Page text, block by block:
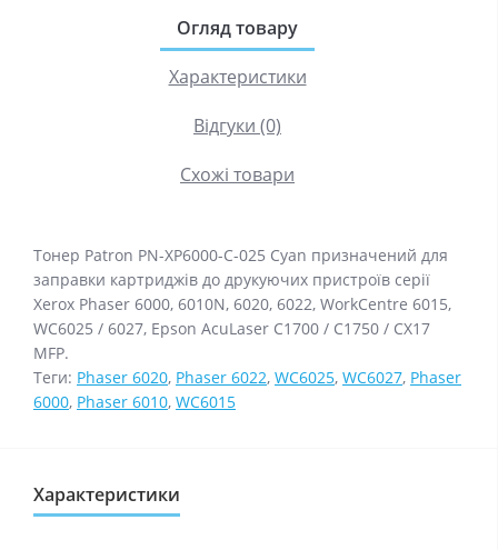
Огляд товару
Характеристики
Відгуки (0)
Схожі товари
Тонер Patron PN-XP6000-C-025 Cyan призначений для
заправки картриджів до друкуючих пристроїв серії
Xerox Phaser 6000, 6010N, 6020, 6022, WorkCentre 6015,
WC6025 / 6027, Epson AcuLaser C1700 / C1750 / CX17
MFP.
Теги: Phaser 6020, Phaser 6022, WC6025, WC6027, Phaser
6000, Phaser 6010, WC6015
Характеристики